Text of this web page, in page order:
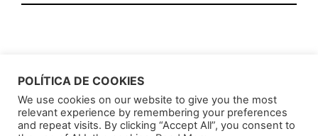
AnunciosLatinProudly powered byWordPress
POLÍTICA DE COOKIES
We use cookies on our website to give you the most
relevant experience by remembering your preferences
and repeat visits. By clicking “Accept All”, you consent to